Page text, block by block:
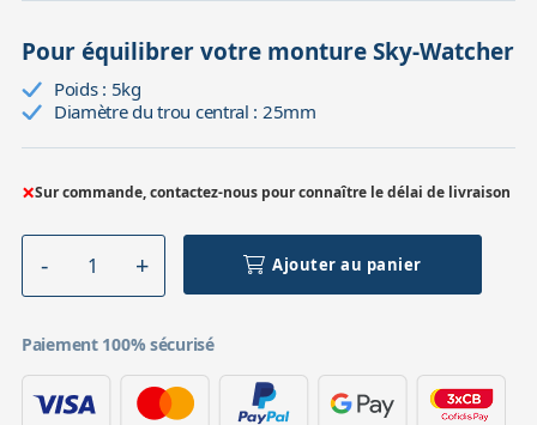
Pour équilibrer votre monture Sky-Watcher
Poids : 5kg
Diamètre du trou central : 25mm
×Sur commande, contactez-nous pour connaître le délai de livraison
Ajouter au panier
Paiement 100% sécurisé